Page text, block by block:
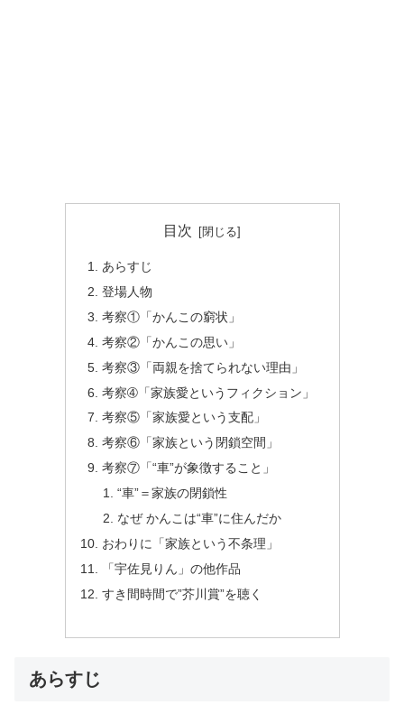
目次
あらすじ
登場人物
考察①「かんこの窮状」
考察②「かんこの思い」
考察③「両親を捨てられない理由」
考察➃「家族愛というフィクション」
考察⑤「家族愛という支配」
考察⑥「家族という閉鎖空間」
考察⑦「“車”が象徴すること」
“車”＝家族の閉鎖性
なぜ かんこは“車”に住んだか
おわりに「家族という不条理」
「宇佐見りん」の他作品
すき間時間で”芥川賞”を聴く
あらすじ